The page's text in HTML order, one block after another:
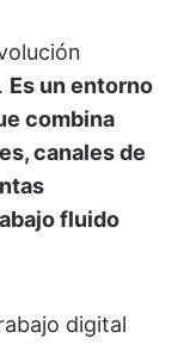
Es un entorno
combina
canales de
fluido
digital